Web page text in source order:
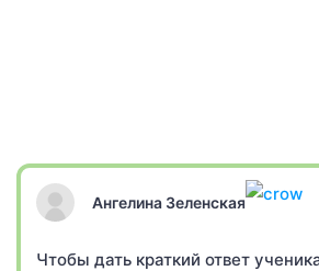
Ангелина Зеленская
Чтобы дать краткий ответ